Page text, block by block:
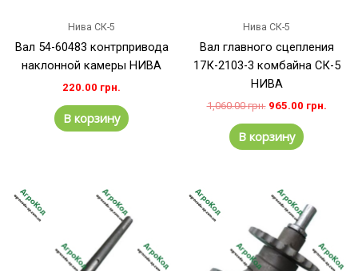
Нива СК-5
Вал 54-60483 контрпривода
наклонной камеры НИВА
220.00 грн.
В корзину
Нива СК-5
Вал главного сцепления
17К-2103-3 комбайна СК-5
НИВА
1,060.00грн. 965.00 грн.
В корзину